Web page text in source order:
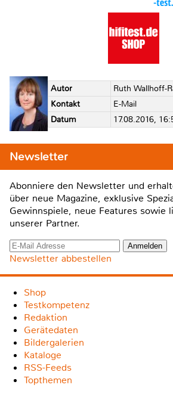
Autor
Ruth Wallhoff-
Kontakt
E-Mail
Datum
17.08.2016,
Newsletter
Abonniere den Newsletter und
über neue Magazine, exklusive
Gewinnspiele, neue Features sowie
unserer Partner.
Newsletter abbestellen
Shop
Testkompetenz
Redaktion
Gerätedaten
Bildergalerien
Kataloge
RSS-Feeds
Topthemen